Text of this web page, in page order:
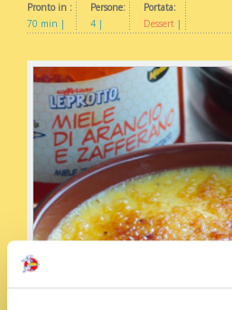
Pronto in :
70 min
Persone:
4
Portata:
Dessert